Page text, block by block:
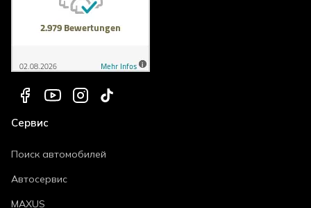
Сервис
Поиск автомобилей
Автосервис
MAXUS